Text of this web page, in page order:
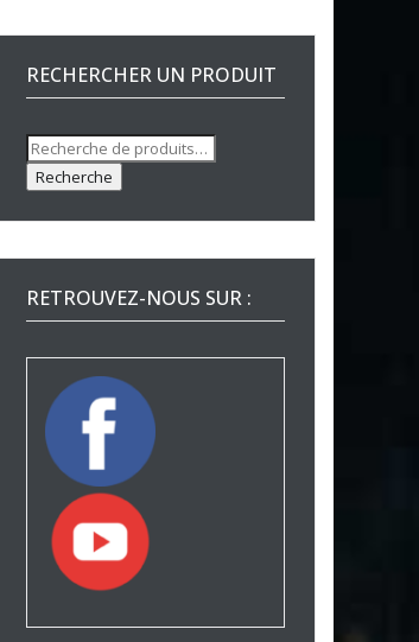
RECHERCHER UN PRODUIT
Recherche
pour :
Recherche
RETROUVEZ-NOUS SUR :